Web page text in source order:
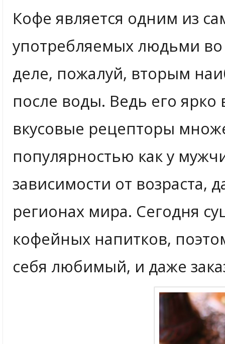
Кофе является одним из
употребляемых людьми во
деле, пожалуй, вторым
после воды. Ведь его
вкусовые рецепторы
популярностью как у
зависимости от возраста,
регионах мира. Сегодня
кофейных напитков,
себя любимый, и даже